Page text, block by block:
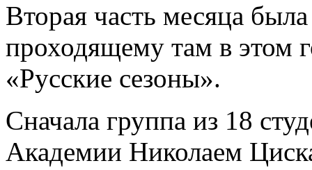
Вторая часть месяца
проходящему там в этом
«Русские сезоны».
Сначала группа из 18
Академии Николаем